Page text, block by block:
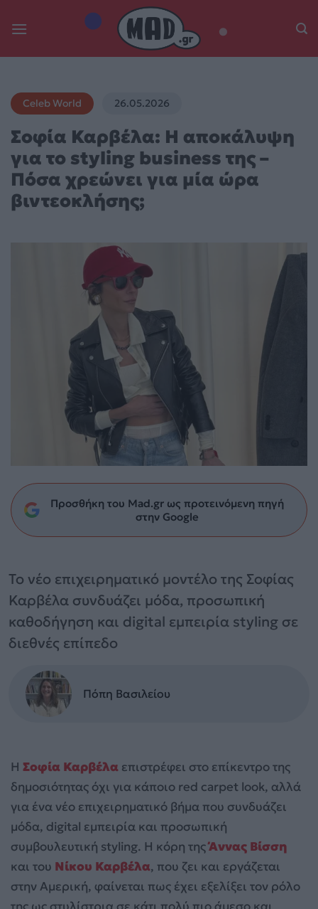
Celeb World 26.05.2026
Σοφία Καρβέλα: Η αποκάλυψη
για το styling business της –
Πόσα χρεώνει για μία ώρα
βιντεοκλήσης;
Προσθήκη του Mad.gr ως προτεινόμενη πηγή
στην Google
Το νέο επιχειρηματικό μοντέλο της Σοφίας
Καρβέλα συνδυάζει μόδα, προσωπική
καθοδήγηση και digital εμπειρία styling σε
διεθνές επίπεδο
Πόπη Βασιλείου
Η Σοφία Καρβέλα επιστρέφει στο επίκεντρο της
δημοσιότητας όχι για κάποιο red carpet look, αλλά
για ένα νέο επιχειρηματικό βήμα που συνδυάζει
μόδα, digital εμπειρία και προσωπική
συμβουλευτική styling. Η κόρη τηςΆννας Βίσση
και του Νίκου Καρβέλα, που ζει και εργάζεται
στην Αμερική, φαίνεται πως έχει εξελίξει τον ρόλο
της ως στυλίστρια σε κάτι πολύ πιο άμεσο και